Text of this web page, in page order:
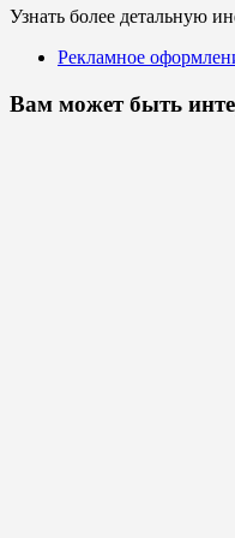
Узнать более детальную
Рекламное
Вам может быть